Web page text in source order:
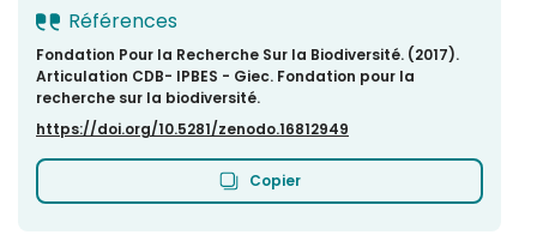
Références
Fondation Pour la Recherche Sur la Biodiversité. (2017).
Articulation CDB- IPBES - Giec. Fondation pour la
recherche sur la biodiversité.
https://doi.org/10.5281/zenodo.16812949
Copier